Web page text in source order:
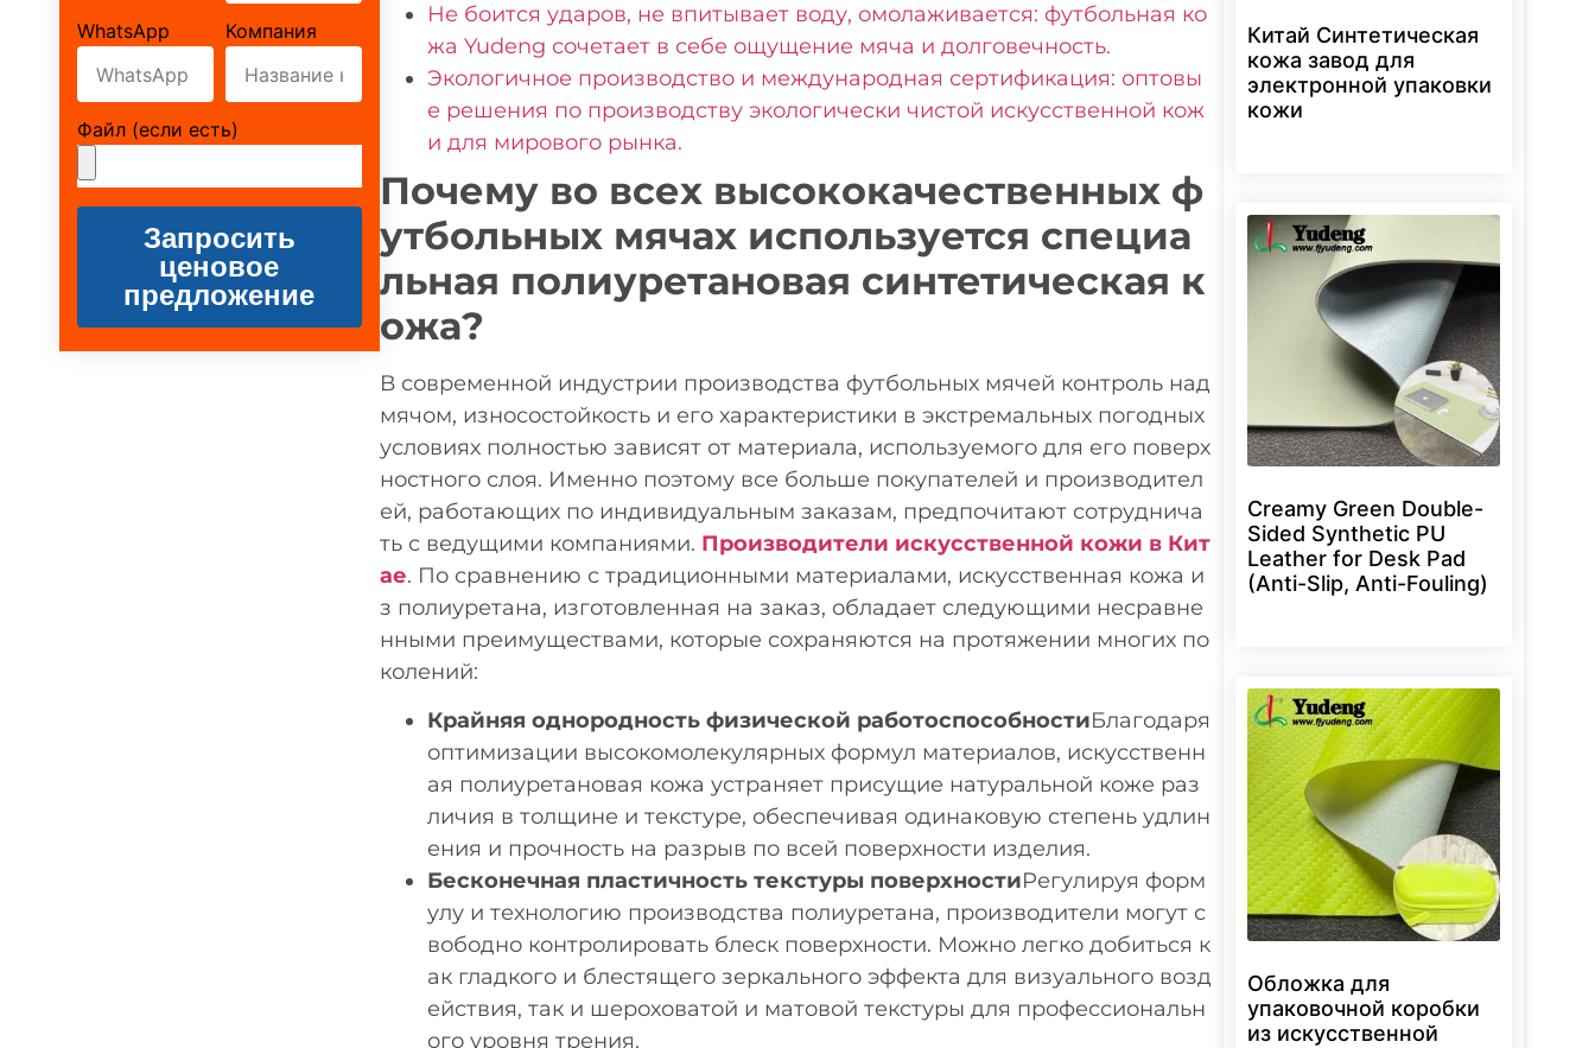
WhatsApp Компания
Файл (если есть)
Запросить
ценовое
предложение
Не боится ударов, не впитывает воду, омолаживается: футбольная ко
жа Yudeng сочетает в себе ощущение мяча и долговечность.
Экологичное производство и международная сертификация: оптовы
е решения по производству экологически чистой искусственной кож
и для мирового рынка.
Почему во всех высококачественных ф
утбольных мячах используется специа
льная полиуретановая синтетическая к
ожа?
В современной индустрии производства футбольных мячей контроль над
мячом, износостойкость и его характеристики в экстремальных погодных
условиях полностью зависят от материала, используемого для его поверх
ностного слоя. Именно поэтому все больше покупателей и производител
ей, работающих по индивидуальным заказам, предпочитают сотруднича
ть с ведущими компаниями. Производители искусственной кожи в Кит
ае. По сравнению с традиционными материалами, искусственная кожа и
з полиуретана, изготовленная на заказ, обладает следующими несравне
нными преимуществами, которые сохраняются на протяжении многих по
колений:
Крайняя однородность физической работоспособностиБлагодаря
оптимизации высокомолекулярных формул материалов, искусственн
ая полиуретановая кожа устраняет присущие натуральной коже раз
личия в толщине и текстуре, обеспечивая одинаковую степень удлин
ения и прочность на разрыв по всей поверхности изделия.
Бесконечная пластичность текстуры поверхностиРегулируя форм
улу и технологию производства полиуретана, производители могут с
вободно контролировать блеск поверхности. Можно легко добиться к
ак гладкого и блестящего зеркального эффекта для визуального возд
ействия, так и шероховатой и матовой текстуры для профессиональн
ого уровня трения.
Китай Синтетическая
кожа завод для
электронной упаковки
кожи
Creamy Green Double-
Sided Synthetic PU
Leather for Desk Pad
(Anti-Slip, Anti-Fouling)
Обложка для
упаковочной коробки
из искусственной